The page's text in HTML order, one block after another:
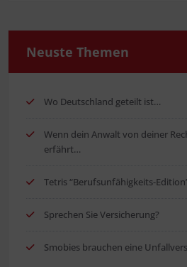
Neus­te Themen
Wo Deutsch­land geteilt ist…
Wenn dein Anwalt von dei­ner
erfährt…
Tetris “Berufs­un­fä­hig­keits-
Spre­chen Sie Versicherung?
Smo­bies brau­chen eine